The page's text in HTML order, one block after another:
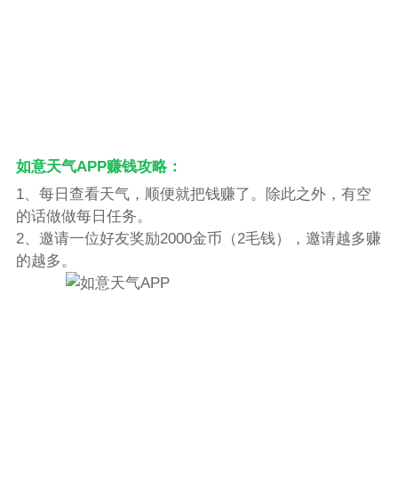
如意天气APP赚钱攻略：
1、每日查看天气，顺便就把钱赚了。除此之外，有空
的话做做每日任务。
2、邀请一位好友奖励2000金币（2毛钱），邀请越多赚
的越多。